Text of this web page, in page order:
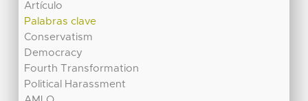
Artículo
Palabras clave
Conservatism
Democracy
Fourth Transformation
Political Harassment